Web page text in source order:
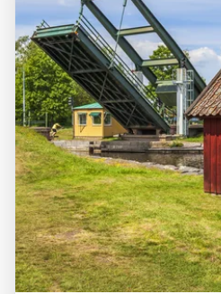
Reisende.